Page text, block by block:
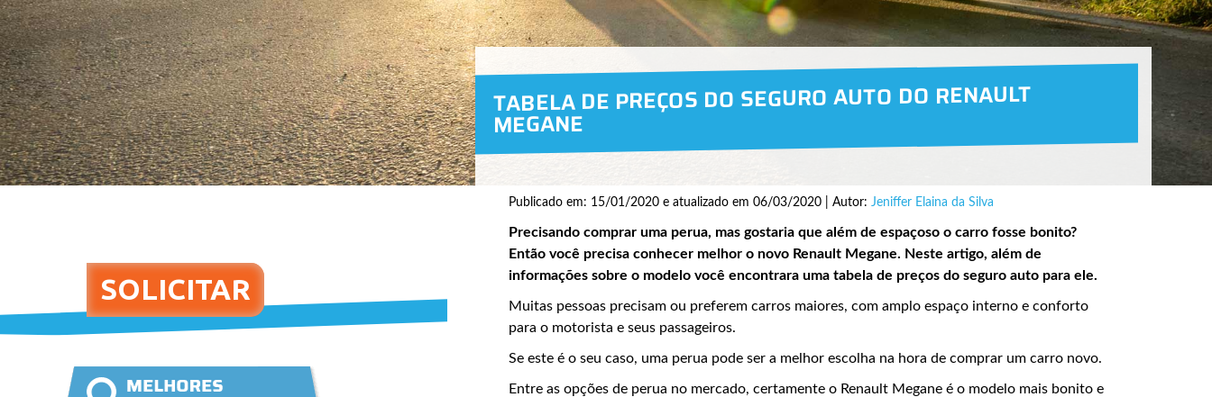
TABELA DE PREÇOS DO SEGURO AUTO DO RENAULT
MEGANE
Publicado em: 15/01/2020 e atualizado em 06/03/2020 | Autor: Jeniffer Elaina da Silva
Precisando comprar uma perua, mas gostaria que além de espaçoso o carro fosse bonito?
Então você precisa conhecer melhor o novo Renault Megane. Neste artigo, além de
informações sobre o modelo você encontrara uma tabela de preços do seguro auto para ele.
Muitas pessoas precisam ou preferem carros maiores, com amplo espaço interno e conforto
para o motorista e seus passageiros.
Se este é o seu caso, uma perua pode ser a melhor escolha na hora de comprar um carro novo.
Entre as opções de perua no mercado, certamente o Renault Megane é o modelo mais bonito e